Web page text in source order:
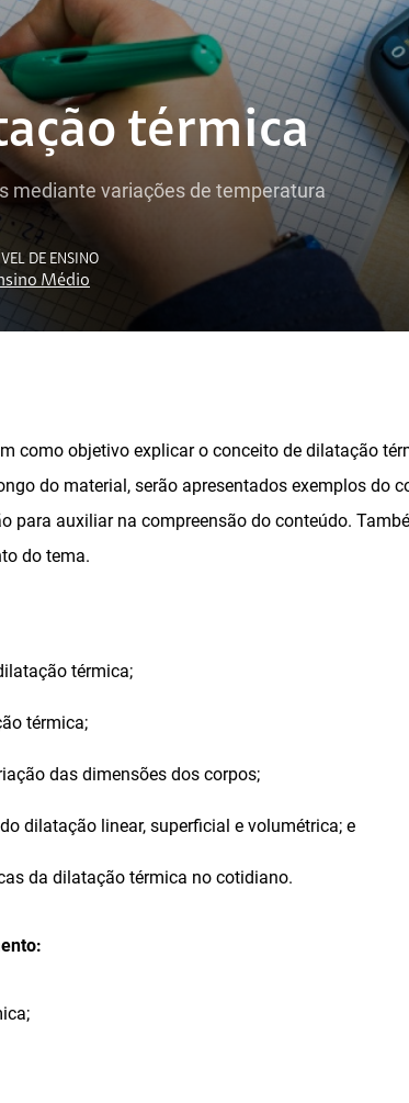
térmica
mediante variações de temperatura
DE ENSINO
Médio
como objetivo explicar o conceito de dilatação
do material, serão apresentados exemplos do
para auxiliar na compreensão do conteúdo.
do tema.
térmica;
térmica;
das dimensões dos corpos;
dilatação linear, superficial e volumétrica; e
da dilatação térmica no cotidiano.